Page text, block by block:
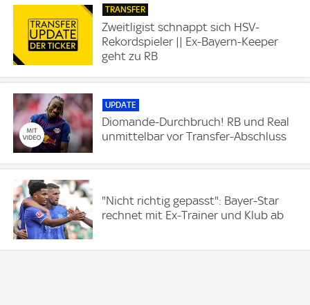
TRANSFER
Zweitligist schnappt sich HSV-
Rekordspieler || Ex-Bayern-Keeper
geht zu RB
UPDATE
Diomande-Durchbruch! RB und Real
unmittelbar vor Transfer-Abschluss
"Nicht richtig gepasst": Bayer-Star
rechnet mit Ex-Trainer und Klub ab